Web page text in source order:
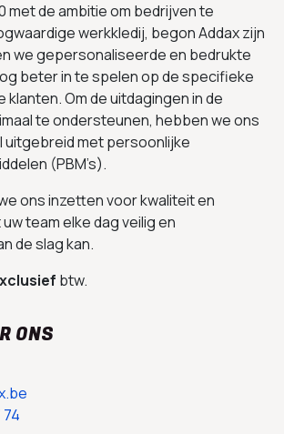
met de ambitie om bedrijven te
werkkledij, begon Addax zijn
we gepersonaliseerde en bedrukte
beter in te spelen op de specifieke
klanten. Om de uitdagingen in de
te ondersteunen, hebben we ons
met persoonlijke
(PBM’s).
ons inzetten voor kwaliteit en
team elke dag veilig en
de slag kan.
btw.
ONS
74